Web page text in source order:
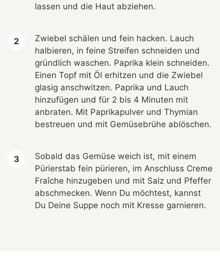
lassen und die Haut abziehen.
Zwiebel schälen und fein hacken. Lauch
halbieren, in feine Streifen schneiden und
gründlich waschen. Paprika klein schneiden.
Einen Topf mit Öl erhitzen und die Zwiebel
glasig anschwitzen. Paprika und Lauch
hinzufügen und für 2 bis 4 Minuten mit
anbraten. Mit Paprikapulver und Thymian
bestreuen und mit Gemüsebrühe ablöschen.
Sobald das Gemüse weich ist, mit einem
Pürierstab fein pürieren, im Anschluss Creme
Fraîche hinzugeben und mit Salz und Pfeffer
abschmecken. Wenn Du möchtest, kannst
Du Deine Suppe noch mit Kresse garnieren.